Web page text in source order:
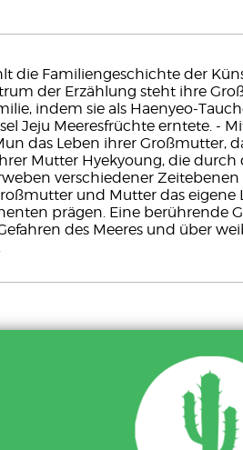
die Familiengeschichte der
der Erzählung steht ihre
indem sie als Haenyeo-
Jeju Meeresfrüchte erntete. -
das Leben ihrer Großmutter,
Mutter Hyekyoung, die
verschiedener
und Mutter das eigene
prägen. Eine berührende
des Meeres und über